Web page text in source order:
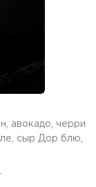
авокадо, черри
сыр Дор блю,